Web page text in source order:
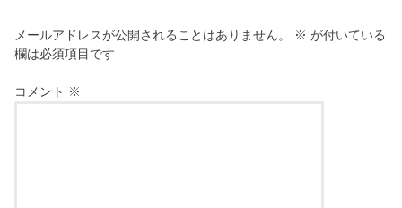
メールアドレスが公開されることはありません。 ※ が付いている
欄は必須項目です
コメント ※